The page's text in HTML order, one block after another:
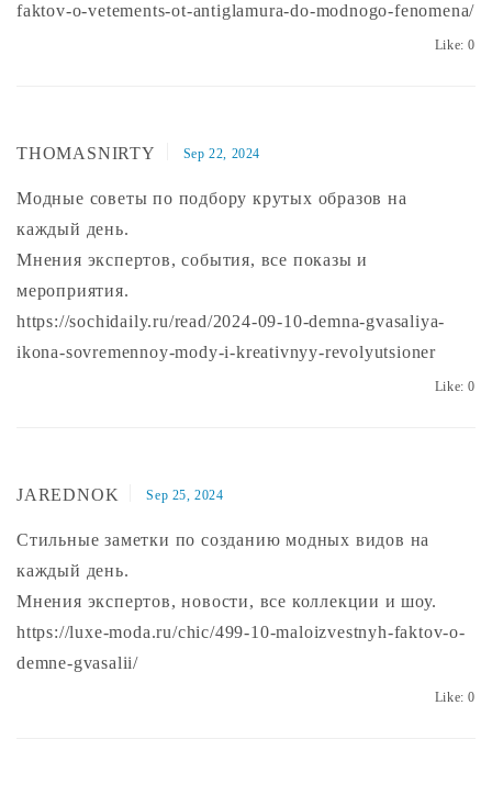
faktov-o-vetements-ot-antiglamura-do-modnogo-fenomena/
Like:0
THOMASNIRTY Sep 22, 2024
Модные советы по подбору крутых образов на
каждый день.
Мнения экспертов, события, все показы и
мероприятия.
https://sochidaily.ru/read/2024-09-10-demna-gvasaliya-
ikona-sovremennoy-mody-i-kreativnyy-revolyutsioner
Like:0
JAREDNOK Sep 25, 2024
Стильные заметки по созданию модных видов на
каждый день.
Мнения экспертов, новости, все коллекции и шоу.
https://luxe-moda.ru/chic/499-10-maloizvestnyh-faktov-o-
demne-gvasalii/
Like:0